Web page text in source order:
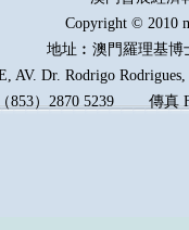
Copyright © 2010
地址︰澳門羅理基博
AV. Dr. Rodrigo
853）2870 5239傳真